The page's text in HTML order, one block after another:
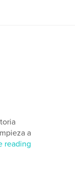
a
reading